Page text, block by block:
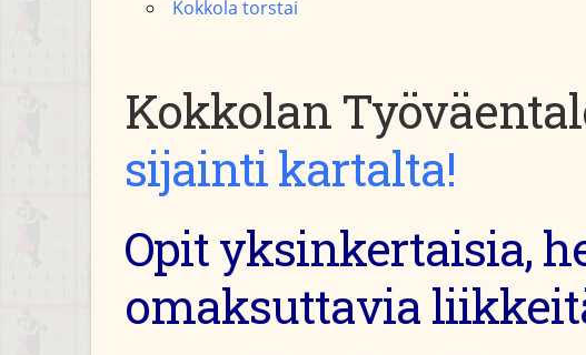
Kokkola torstai
Kokkolan
sijainti kartalta!
Opit yksinkertaisia,
omaksuttavia